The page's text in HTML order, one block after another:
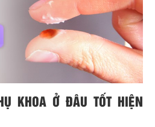
KHOA Ở ĐÂU TỐT HIỆN